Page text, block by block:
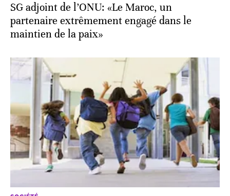
SG adjoint de l’ONU: «Le Maroc, un
partenaire extrêmement engagé dans le
maintien de la paix»